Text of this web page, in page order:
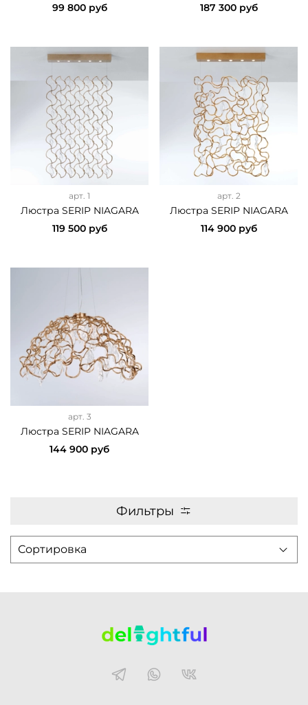
99 800 руб
187 300 руб
арт. 1
Люстра SERIP NIAGARA
119 500 руб
арт. 2
Люстра SERIP NIAGARA
114 900 руб
арт. 3
Люстра SERIP NIAGARA
144 900 руб
Фильтры